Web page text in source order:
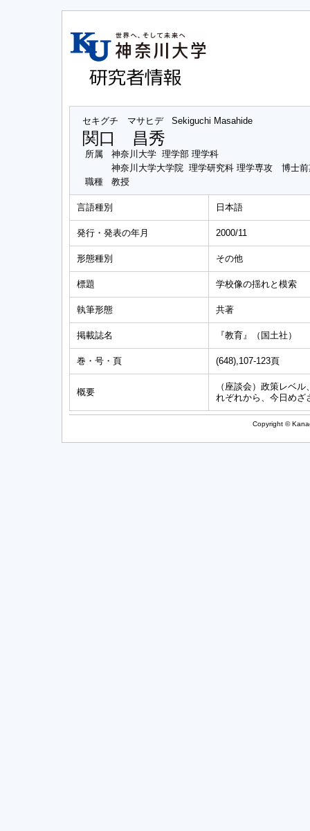
セキグチ マサヒデ Sekiguchi Masahide
関口 昌秀
所属
神奈川大学 理学部 理学科
神奈川大学大学院 理学研究科 理学専攻 博士前
職種
教授
言語種別 日本語
発行・発表の年月 2000/11
形態種別 その他
標題 学校像の揺れと模索
執筆形態 共著
掲載誌名 『教育』（国土社）
巻・号・頁 (648),107-123頁
概要
（座談会）政策レベ
れぞれから、今日めざ
Copyright ©